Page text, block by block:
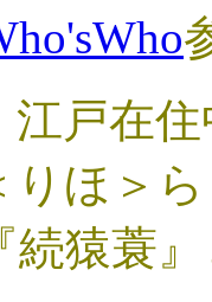
江戸在
りほ＞
続猿蓑